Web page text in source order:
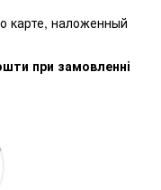
карте, наложенный
при замовленні